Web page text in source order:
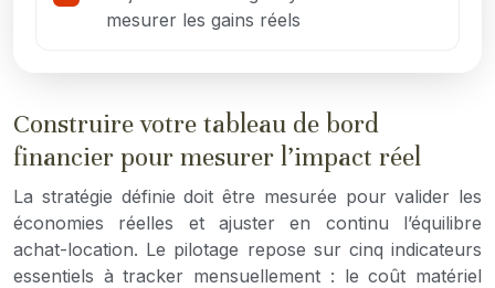
mesurer les gains réels
Construire votre tableau de bord
financier pour mesurer l’impact réel
La stratégie définie doit être mesurée pour valider les
économies réelles et ajuster en continu l’équilibre
achat-location. Le pilotage repose sur cinq indicateurs
essentiels à tracker mensuellement : le coût matériel